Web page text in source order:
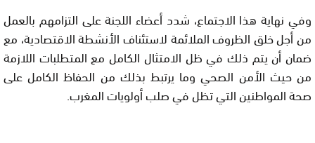
وفي نهاية هذا الاجتماع، شدد أعضاء اللجنة على التزامهم بالعمل
من أجل خلق الظروف الملائمة لاستئناف الأنشطة الاقتصادية، مع
ضمان أن يتم ذلك في ظل الامتثال الكامل مع المتطلبات اللازمة
من حيث الأمن الصحي وما يرتبط بذلك من الحفاظ الكامل على
صحة المواطنين التي تظل في صلب أولويات المغرب.